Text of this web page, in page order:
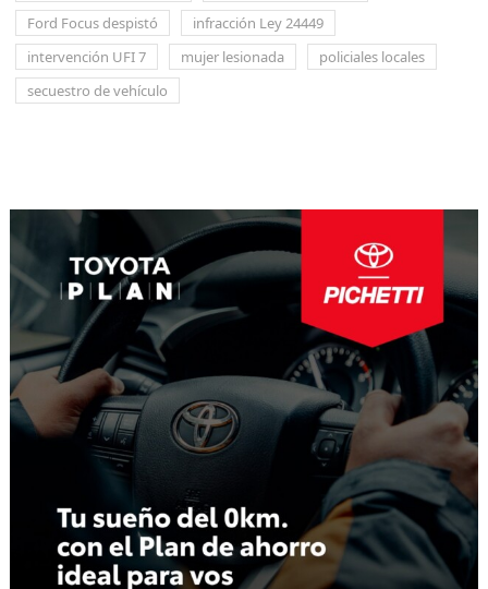
Ford Focus despistó
infracción Ley 24449
intervención UFI 7
mujer lesionada
policiales locales
secuestro de vehículo
entradas